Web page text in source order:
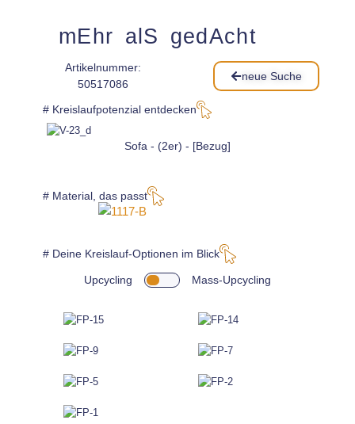
mEhr alS gedAcht
Artikelnummer:
50517086
neue Suche
# Kreislaufpotenzial entdecken
Sofa - (2er) - [Bezug]
# Material, das passt
# Deine Kreislauf-Optionen im Blick
Upcycling Mass-Upcycling
wähle1 xaus dieser Galerie*: